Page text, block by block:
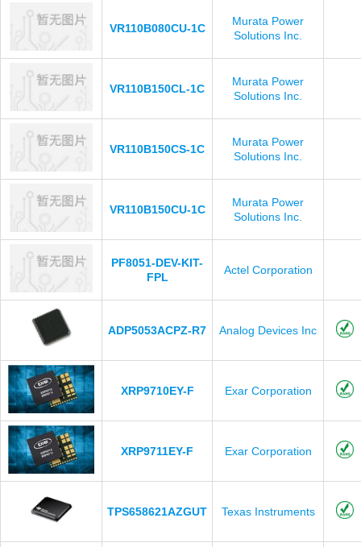
VR110B080CU-1C
Murata Power
Solutions Inc.
VR110B150CL-1C
Murata Power
Solutions Inc.
VR110B150CS-1C
Murata Power
Solutions Inc.
VR110B150CU-1C
Murata Power
Solutions Inc.
PF8051-DEV-KIT-
FPL
Actel Corporation
ADP5053ACPZ-R7 Analog Devices Inc
XRP9710EY-F Exar Corporation
XRP9711EY-F Exar Corporation
TPS658621AZGUT Texas Instruments